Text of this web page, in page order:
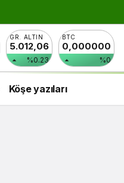
GR. ALTIN
5.012,06
%0.23
BTC
0,000000
%0
Köşe yazıları